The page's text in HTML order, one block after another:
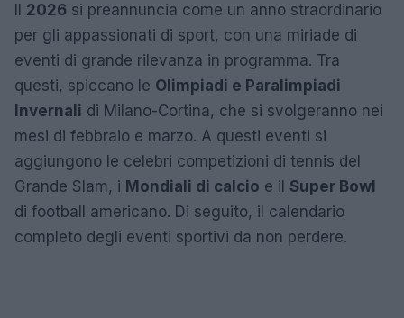
2026 si preannuncia come un anno straordinario
per gli appassionati di sport, con una miriade di
eventi di grande rilevanza in programma. Tra
questi, spiccano le Olimpiadi e Paralimpiadi
Invernali di Milano-Cortina, che si svolgeranno nei
mesi di febbraio e marzo. A questi eventi si
aggiungono le celebri competizioni di tennis del
Grande Slam, i Mondiali di calcio e il Super Bowl
di football americano. Di seguito, il calendario
completo degli eventi sportivi da non perdere.